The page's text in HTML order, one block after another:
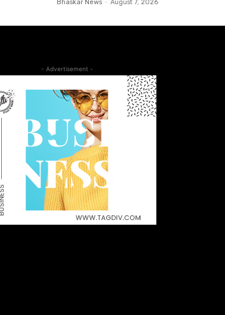
Bhaskar News - August 7, 2026
- Advertisement -